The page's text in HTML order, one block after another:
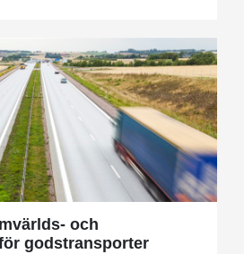
och
godstransporter